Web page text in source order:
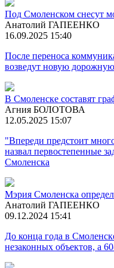
Под Смоленском снесут
Анатолий ГАПЕЕНКО
16.09.2025 15:40
После переноса
возведут новую
В Смоленске составят
Агния БОЛОТОВА
12.05.2025 15:07
"Впереди предстоит
назвал первостепенные
Смоленска
Мэрия Смоленска
Анатолий ГАПЕЕНКО
09.12.2024 15:41
До конца года в
незаконных объектов, а